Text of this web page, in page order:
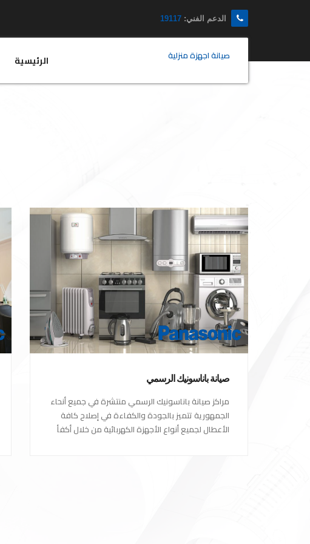
الدعم الفني: 19117
صيانة اجهزة منزلية الرئيسية
صيانة باناسونيك الرسمي
مراكز صيانة باناسونيك الرسمي منتشرة في جميع أنحاء
الجمهورية تتميز بالجودة والكفاءة في إصلاح كافة
الأعطال لجميع أنواع الأجهزة الكهربائية من خلال أكفأ